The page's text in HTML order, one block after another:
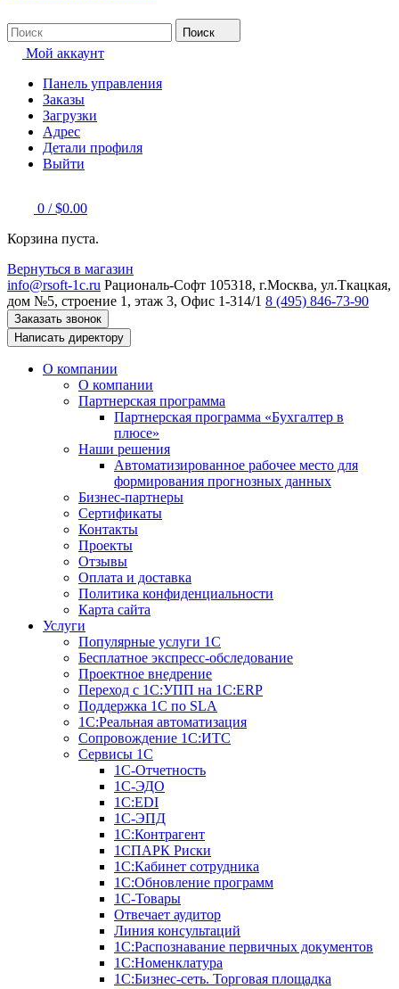
Поиск
Мой аккаунт
Панель управления
Заказы
Загрузки
Адрес
Детали профиля
Выйти
0 / $0.00
Корзина пуста.
Вернуться в магазин
info@rsoft-1c.ru Рациональ-Софт 105318, г.Москва, ул.Ткацкая,
дом №5, строение 1, этаж 3, Офис 1-314/1 8 (495) 846-73-90
Заказать звонок
Написать директору
О компании
О компании
Партнерская программа
Партнерская программа «Бухгалтер в
плюсе»
Наши решения
Автоматизированное рабочее место для
формирования прогнозных данных
Бизнес-партнеры
Сертификаты
Контакты
Проекты
Отзывы
Оплата и доставка
Политика конфиденциальности
Карта сайта
Услуги
Популярные услуги 1С
Бесплатное экспресс-обследование
Проектное внедрение
Переход с 1С:УПП на 1C:ERP
Поддержка 1С по SLA
1С:Реальная автоматизация
Сопровождение 1С:ИТС
Сервисы 1С
1С-Отчетность
1С-ЭДО
1С:EDI
1С-ЭПД
1С:Контрагент
1СПАРК Риски
1С:Кабинет сотрудника
1С:Обновление программ
1С-Товары
Отвечает аудитор
Линия консультаций
1С:Распознавание первичных документов
1С:Номенклатура
1С:Бизнес-сеть. Торговая площадка